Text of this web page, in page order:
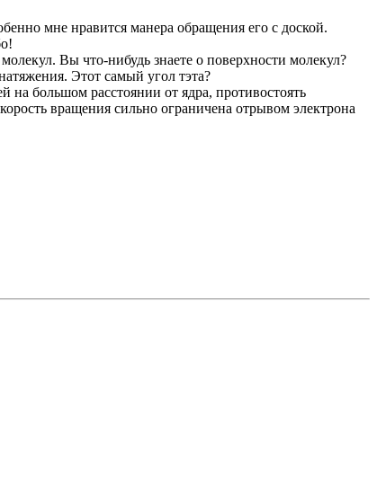
мне нравится манера обращения его с доской.
Вы что-нибудь знаете о поверхности молекул?
Этот самый угол тэта?
на большом расстоянии от ядра, противостоять
вращения сильно ограничена отрывом электрона